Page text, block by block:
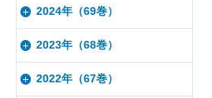
2024年（69巻）
2023年（68巻）
2022年（67巻）